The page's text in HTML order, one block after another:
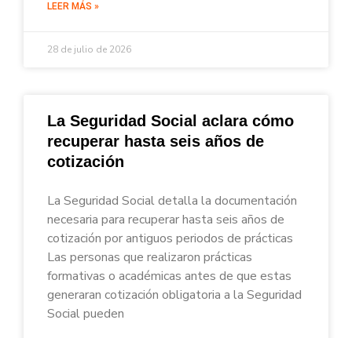
LEER MÁS »
28 de julio de 2026
La Seguridad Social aclara cómo
recuperar hasta seis años de
cotización
La Seguridad Social detalla la documentación
necesaria para recuperar hasta seis años de
cotización por antiguos periodos de prácticas
Las personas que realizaron prácticas
formativas o académicas antes de que estas
generaran cotización obligatoria a la Seguridad
Social pueden